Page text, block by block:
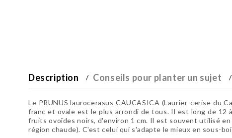
Description Conseils pour planter un sujet
Le PRUNUS laurocerasus CAUCASICA (Laurier-cerise du
franc et ovale est le plus arrondi de tous. Il est long de 12
fruits ovoïdes noirs, d'environ 1 cm. Il est souvent utilisé
région chaude). C'est celui qui s'adapte le mieux en sous-